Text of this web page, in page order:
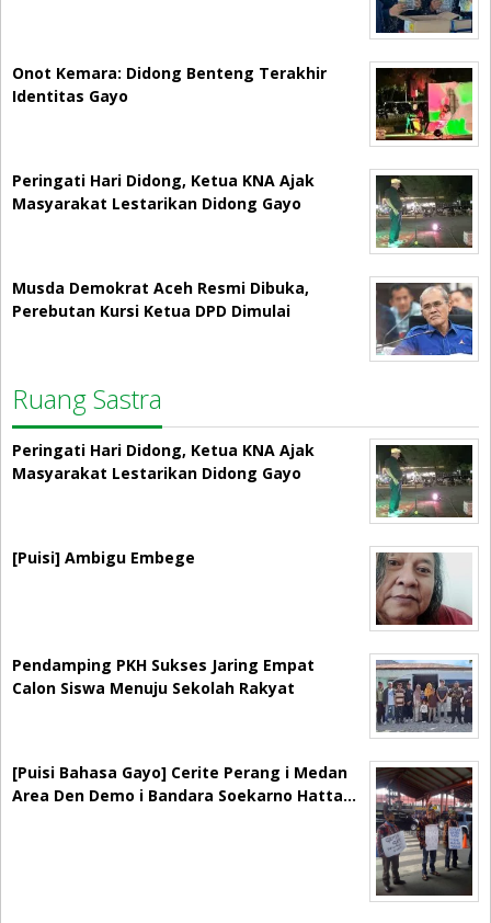
Onot Kemara: Didong Benteng Terakhir
Identitas Gayo
Peringati Hari Didong, Ketua KNA Ajak
Masyarakat Lestarikan Didong Gayo
Musda Demokrat Aceh Resmi Dibuka,
Perebutan Kursi Ketua DPD Dimulai
Ruang Sastra
Peringati Hari Didong, Ketua KNA Ajak
Masyarakat Lestarikan Didong Gayo
[Puisi] Ambigu Embege
Pendamping PKH Sukses Jaring Empat
Calon Siswa Menuju Sekolah Rakyat
[Puisi Bahasa Gayo] Cerite Perang i Medan
Area Den Demo i Bandara Soekarno Hatta…